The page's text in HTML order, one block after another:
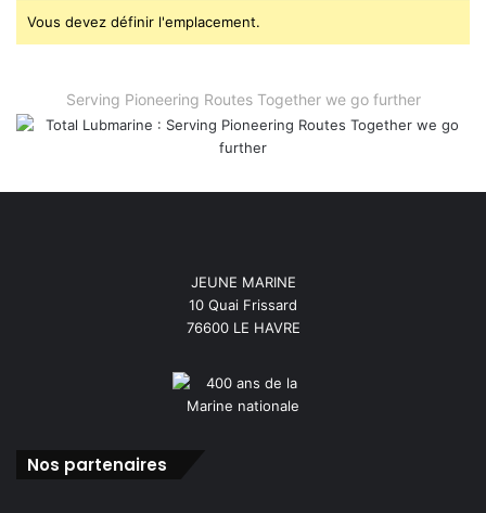
Vous devez définir l'emplacement.
Serving Pioneering Routes Together we go further
JEUNE MARINE
10 Quai Frissard
76600 LE HAVRE
Nos partenaires